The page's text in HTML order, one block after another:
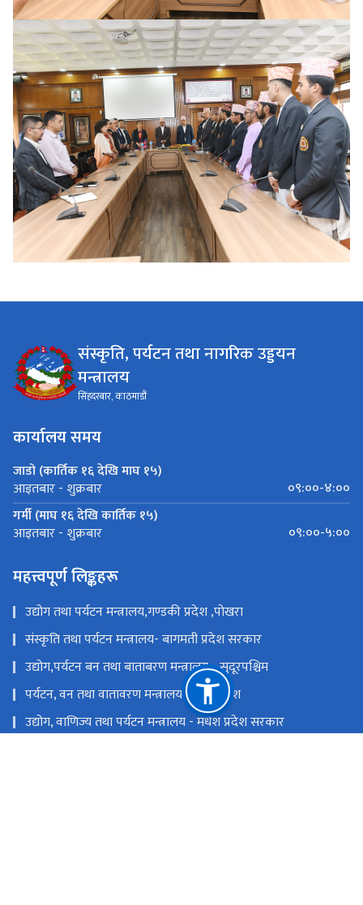
संस्कृति, पर्यटन तथा नागरिक उड्डयन
मन्त्रालय
सिंहदरबार, काठमाडौं
कार्यालय समय
जाडो (कार्तिक १६ देखि माघ १५)
आइतबार - शुक्रबार
०९:००-४:००
गर्मी (माघ १६ देखि कार्तिक १५)
आइतबार - शुक्रबार ०९:००-५:००
महत्त्वपूर्ण लिङ्कहरू
उद्योग तथा पर्यटन मन्त्रालय,गण्डकी प्रदेश ,पोखरा
संस्कृति तथा पर्यटन मन्त्रालय- बागमती प्रदेश सरकार
उद्योग,पर्यटन बन तथा बाताबरण मन्त्रालय - सुदूरपश्चिम
पर्यटन, वन तथा वातावरण मन्त्रालय, कोशी प्रदेश
उद्योग, वाणिज्य तथा पर्यटन मन्त्रालय - मधेश प्रदेश सरकार